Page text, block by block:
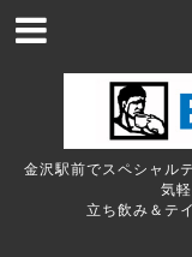
金沢駅前でスペシャル
気
立ち飲み＆テ